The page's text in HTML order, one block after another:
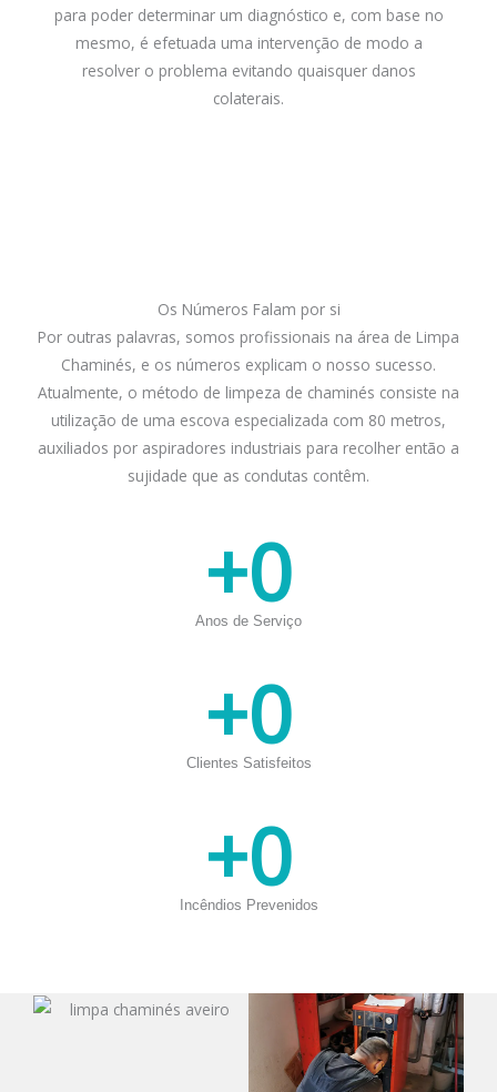
para poder determinar um diagnóstico e, com base no
mesmo, é efetuada uma intervenção de modo a
resolver o problema evitando quaisquer danos
colaterais.
Os Números Falam por si
Por outras palavras, somos profissionais na área de Limpa
Chaminés, e os números explicam o nosso sucesso.
Atualmente, o método de limpeza de chaminés consiste na
utilização de uma escova especializada com 80 metros,
auxiliados por aspiradores industriais para recolher então a
sujidade que as condutas contêm.
Anos de Serviço
+0
Clientes Satisfeitos
+0
Incêndios Prevenidos
+0